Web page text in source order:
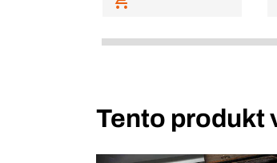
Tento produkt